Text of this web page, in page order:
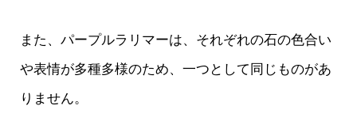
また、パープルラリマーは、それぞれの石の色合い
や表情が多種多様のため、一つとして同じものがあ
りません。